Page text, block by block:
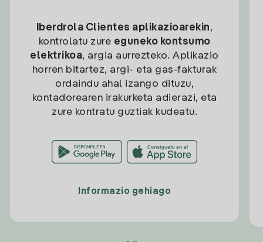
Iberdrola Clientes aplikazioarekin,
kontrolatu zure eguneko kontsumo
elektrikoa, argia aurrezteko. Aplikazio
horren bitartez, argi- eta gas-fakturak
ordaindu ahal izango dituzu,
kontadorearen irakurketa adierazi, eta
zure kontratu guztiak kudeatu.
Informazio gehiago